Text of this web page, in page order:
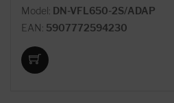
Model: DN-VFL650-2S/ADAP
EAN: 5907772594230